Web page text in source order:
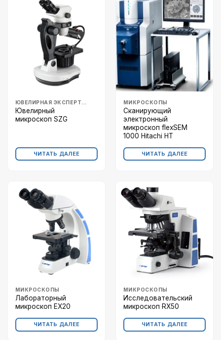
Ювелирный
микроскоп SZG
ЧИТАТЬ ДАЛЕЕ
МИКРОСКОПЫ
Сканирующий
электронный
микроскоп flexSEM
1000 Hitachi HT
ЧИТАТЬ ДАЛЕЕ
МИКРОСКОПЫ
Лабораторный
микроскоп EX20
ЧИТАТЬ ДАЛЕЕ
МИКРОСКОПЫ
Исследовательский
микроскоп RX50
ЧИТАТЬ ДАЛЕЕ